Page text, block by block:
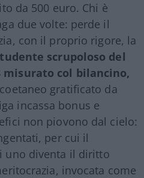
da 500 euro. Chi è
due volte: perde il
con il proprio rigore, la
scrupoloso del
misurato col bilancino,
gratificato da
incassa bonus e
non piovono dal cielo:
per cui il
uno diventa il diritto
invocata come